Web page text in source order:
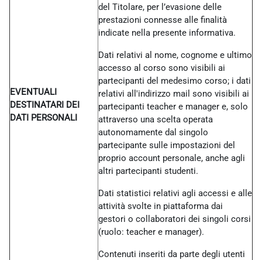
EVENTUALI
DESTINATARI DEI
DATI PERSONALI
del Titolare, per l’evasione delle
prestazioni connesse alle finalità
indicate nella presente informativa.
Dati relativi al nome, cognome e ultimo
accesso al corso sono visibili ai
partecipanti del medesimo corso; i dati
relativi all'indirizzo mail sono visibili ai
partecipanti teacher e manager e, solo
attraverso una scelta operata
autonomamente dal singolo
partecipante sulle impostazioni del
proprio account personale, anche agli
altri partecipanti studenti.
Dati statistici relativi agli accessi e alle
attività svolte in piattaforma dai
gestori o collaboratori dei singoli corsi
(ruolo: teacher e manager).
Contenuti inseriti da parte degli utenti